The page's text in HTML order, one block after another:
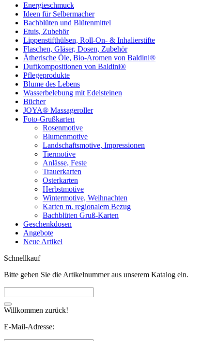
Energieschmuck
Ideen für Selbermacher
Bachblüten und Blütenmittel
Etuis, Zubehör
Lippenstifthülsen, Roll-On- & Inhalierstifte
Flaschen, Gläser, Dosen, Zubehör
Ätherische Öle, Bio-Aromen von Baldini®
Duftkompositionen von Baldini®
Pflegeprodukte
Blume des Lebens
Wasserbelebung mit Edelsteinen
Bücher
JOYA® Massageroller
Foto-Grußkarten
Rosenmotive
Blumenmotive
Landschaftsmotive, Impressionen
Tiermotive
Anlässe, Feste
Trauerkarten
Osterkarten
Herbstmotive
Wintermotive, Weihnachten
Karten m. regionalem Bezug
Bachblüten Gruß-Karten
Geschenkdosen
Angebote
Neue Artikel
Schnellkauf
Bitte geben Sie die Artikelnummer aus unserem Katalog ein.
Willkommen zurück!
E-Mail-Adresse: